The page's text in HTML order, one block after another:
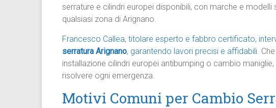
serrature e cilindri europei disponibili, con marche e
qualsiasi zona di Arignano.
Francesco Callea, titolare esperto e fabbro certificato,
serratura Arignano, garantendo lavori precisi e affidabili.
installazione cilindri europei antibumping o cambio
risolvere ogni emergenza.
Motivi Comuni per Cambio